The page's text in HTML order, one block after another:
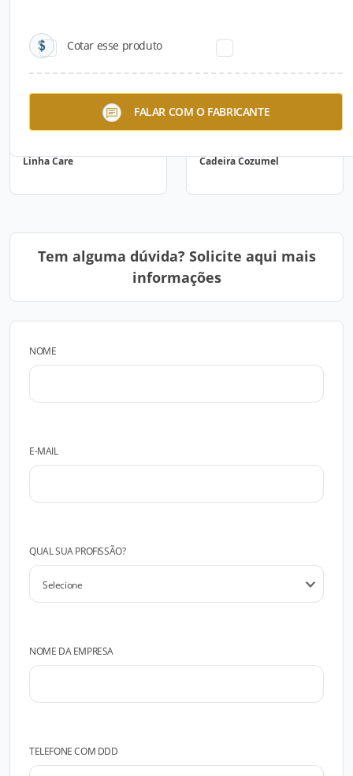
Cotar esse produto
FALAR COM O FABRICANTE
Linha Care Cadeira Cozumel
Tem alguma dúvida? Solicite aqui mais
informações
NOME
E-MAIL
QUAL SUA PROFISSÃO?
NOME DA EMPRESA
TELEFONE COM DDD